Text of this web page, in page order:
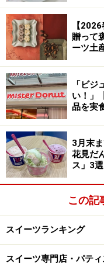
【
贈って
ーツ土
「ビ
い！」
品を実
3月末
花見だ
ス」3選
この記
スイーツランキング
スイーツ専門店・パテ